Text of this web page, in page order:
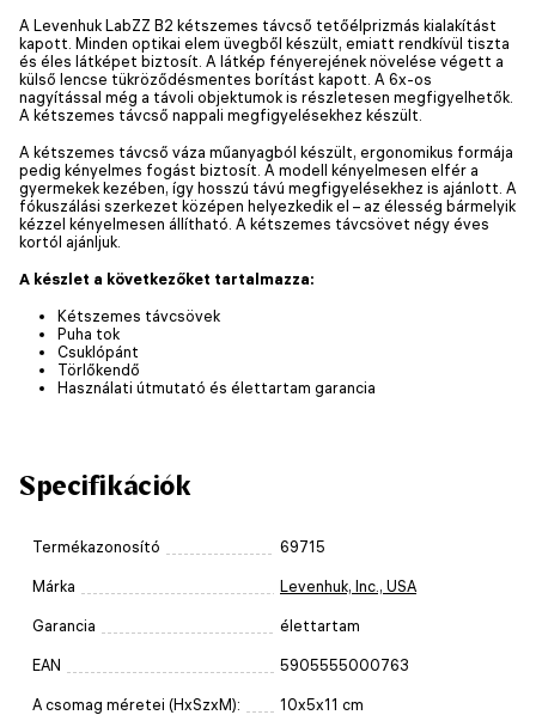
A Levenhuk LabZZ B2 kétszemes távcső tetőélprizmás kialakítást
kapott. Minden optikai elem üvegből készült, emiatt rendkívül tiszta
és éles látképet biztosít. A látkép fényerejének növelése végett a
külső lencse tükröződésmentes borítást kapott. A 6x-os
nagyítással még a távoli objektumok is részletesen megfigyelhetők.
A kétszemes távcső nappali megfigyelésekhez készült.
A kétszemes távcső váza műanyagból készült, ergonomikus formája
pedig kényelmes fogást biztosít. A modell kényelmesen elfér a
gyermekek kezében, így hosszú távú megfigyelésekhez is ajánlott. A
fókuszálási szerkezet középen helyezkedik el – az élesség bármelyik
kézzel kényelmesen állítható. A kétszemes távcsövet négy éves
kortól ajánljuk.
A készlet a következőket tartalmazza:
Kétszemes távcsövek
Puha tok
Csuklópánt
Törlőkendő
Használati útmutató és élettartam garancia
Specifikációk
Termékazonosító 69715
Márka Levenhuk, Inc., USA
Garancia élettartam
EAN 5905555000763
A csomag méretei (HxSzxM): 10x5x11 cm